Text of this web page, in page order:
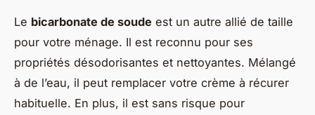
Le bicarbonate de soude est un autre allié de taille
pour votre ménage. Il est reconnu pour ses
propriétés désodorisantes et nettoyantes. Mélangé
à de l’eau, il peut remplacer votre crème à récurer
habituelle. En plus, il est sans risque pour